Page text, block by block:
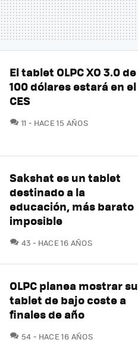
El tablet OLPC XO 3.0 de
100 dólares estará en el
CES
11 COMENTARIOS
HACE 15 AÑOS
Sakshat es un tablet
destinado a la
educación, más barato
imposible
43 COMENTARIOS
HACE 16 AÑOS
OLPC planea mostrar su
tablet de bajo coste a
finales de año
54 COMENTARIOS
HACE 16 AÑOS